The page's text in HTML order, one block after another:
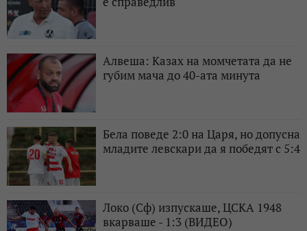
Алвеша: Казах на момчетата да не
губим мача до 40-ата минута
Бела поведе 2:0 на Царя, но допусна
младите левскари да я победят с 5:4
Локо (Сф) изпускаше, ЦСКА 1948
вкарваше - 1:3 (ВИДЕО)